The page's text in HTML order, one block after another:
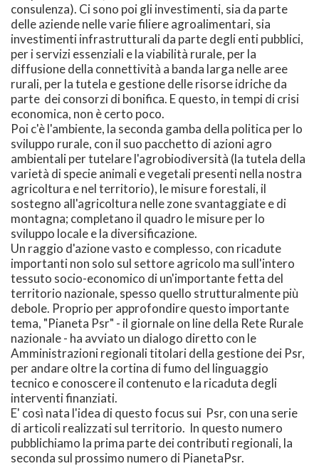
consulenza). Ci sono poi gli investimenti, sia da parte
delle aziende nelle varie filiere agroalimentari, sia
investimenti infrastrutturali da parte degli enti pubblici,
per i servizi essenziali e la viabilità rurale, per la
diffusione della connettività a banda larga nelle aree
rurali, per la tutela e gestione delle risorse idriche da
parte dei consorzi di bonifica. E questo, in tempi di crisi
economica, non è certo poco.
Poi c'è l'ambiente, la seconda gamba della politica per lo
sviluppo rurale, con il suo pacchetto di azioni agro
ambientali per tutelare l'agrobiodiversità (la tutela della
varietà di specie animali e vegetali presenti nella nostra
agricoltura e nel territorio), le misure forestali, il
sostegno all'agricoltura nelle zone svantaggiate e di
montagna; completano il quadro le misure per lo
sviluppo locale e la diversificazione.
Un raggio d'azione vasto e complesso, con ricadute
importanti non solo sul settore agricolo ma sull'intero
tessuto socio-economico di un'importante fetta del
territorio nazionale, spesso quello strutturalmente più
debole. Proprio per approfondire questo importante
tema, "Pianeta Psr" - il giornale on line della Rete Rurale
nazionale - ha avviato un dialogo diretto con le
Amministrazioni regionali titolari della gestione dei Psr,
per andare oltre la cortina di fumo del linguaggio
tecnico e conoscere il contenuto e la ricaduta degli
interventi finanziati.
E' così nata l'idea di questo focus sui Psr, con una serie
di articoli realizzati sul territorio. In questo numero
pubblichiamo la prima parte dei contributi regionali, la
seconda sul prossimo numero di PianetaPsr.